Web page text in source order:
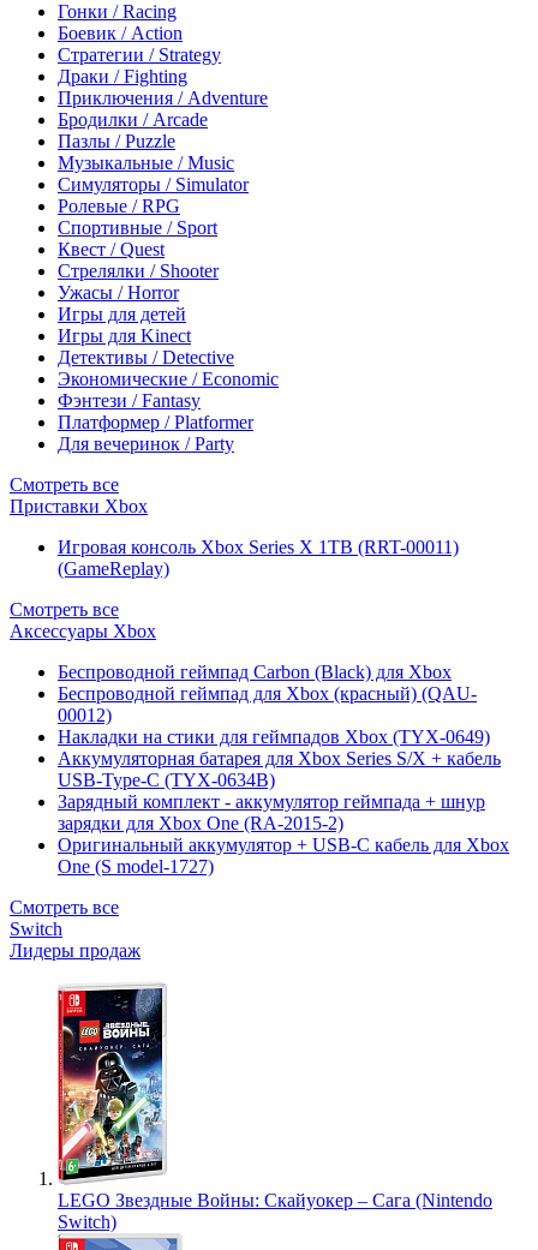
Гонки / Racing
Боевик / Action
Стратегии / Strategy
Драки / Fighting
Приключения / Adventure
Бродилки / Arcade
Пазлы / Puzzle
Музыкальные / Music
Симуляторы / Simulator
Ролевые / RPG
Спортивные / Sport
Квест / Quest
Стрелялки / Shooter
Ужасы / Horror
Игры для детей
Игры для Kinect
Детективы / Detective
Экономические / Economic
Фэнтези / Fantasy
Платформер / Platformer
Для вечеринок / Party
Смотреть все
Приставки Xbox
Игровая консоль Xbox Series X 1TB (RRT-00011)
(GameReplay)
Смотреть все
Аксессуары Xbox
Беспроводной геймпад Carbon (Black) для Xbox
Беспроводной геймпад для Xbox (красный) (QAU-
00012)
Накладки на стики для геймпадов Xbox (TYX-0649)
Аккумуляторная батарея для Xbox Series S/X + кабель
USB-Type-C (TYX-0634B)
Зарядный комплект - аккумулятор геймпада + шнур
зарядки для Xbox One (RA-2015-2)
Оригинальный аккумулятор + USB-C кабель для Xbox
One (S model-1727)
Смотреть все
Switch
Лидеры продаж
LEGO Звездные Войны: Скайуокер – Сага (Nintendo
Switch)